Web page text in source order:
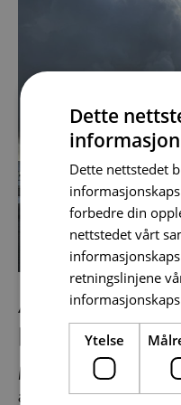
pilotsertifikat
Mange lurer på om
aldersgrense for å få
Dette
Dette nettstedet
forbedre din
nettstedet vårt
retningslinjene
Ytelse